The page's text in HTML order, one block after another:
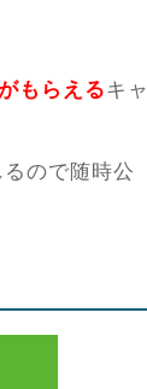
もらえるキャ
ので随時公